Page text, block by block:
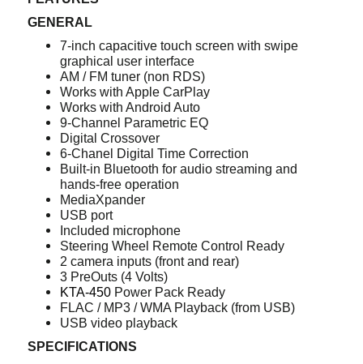
GENERAL
7-inch capacitive touch screen with swipe
graphical user interface
AM / FM tuner (non RDS)
Works with Apple CarPlay
Works with Android Auto
9-Channel Parametric EQ
Digital Crossover
6-Chanel Digital Time Correction
Built-in Bluetooth for audio streaming and
hands-free operation
MediaXpander
USB port
Included microphone
Steering Wheel Remote Control Ready
2 camera inputs (front and rear)
3 PreOuts (4 Volts)
KTA-450 Power Pack Ready
FLAC / MP3 / WMA Playback (from USB)
USB video playback
SPECIFICATIONS